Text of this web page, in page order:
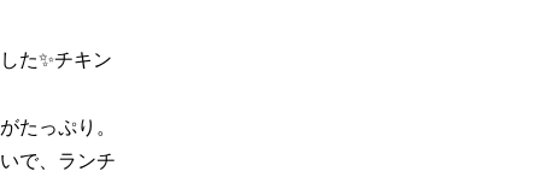
た✨チキン
たっぷり。
で、ランチ